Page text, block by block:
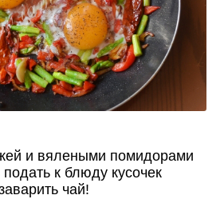
и вялеными помидорами
к блюду кусочек
чай!